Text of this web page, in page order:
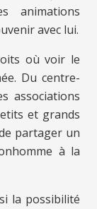
animations
avec lui.
où voir le
Du centre-
associations
et grands
partager un
à la
la possibilité